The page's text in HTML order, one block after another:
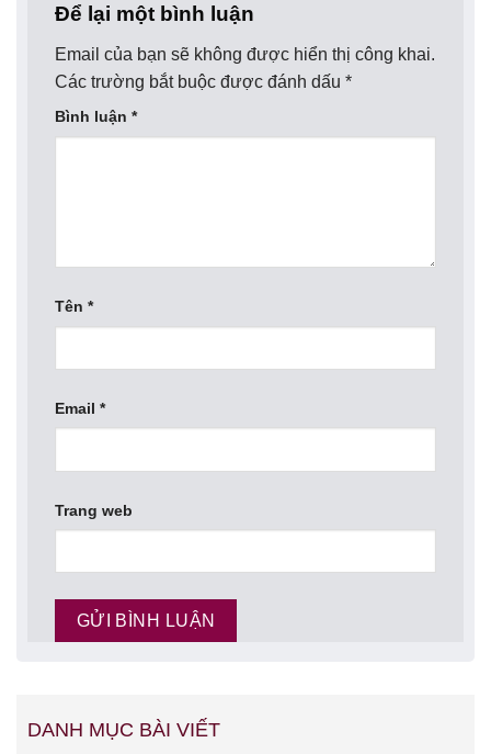
Để lại một bình luận
Email của bạn sẽ không được hiển thị công khai.
Các trường bắt buộc được đánh dấu *
Bình luận *
Tên *
Email *
Trang web
DANH MỤC BÀI VIẾT